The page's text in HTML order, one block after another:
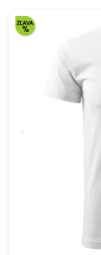
NA SKLADE
ČO U NÁS